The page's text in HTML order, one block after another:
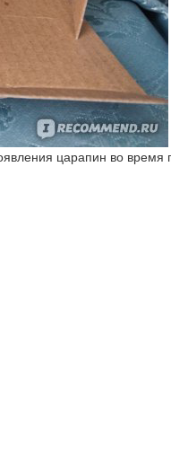
царапин во время